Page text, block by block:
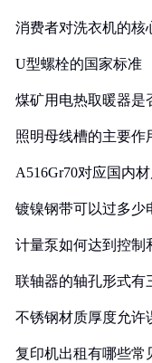
消费者对洗衣机的核
U型螺栓的国家标准
煤矿用电热取暖器是
照明母线槽的主要作
A516Gr70对应国内
镀镍钢带可以过多少
计量泵如何达到控制
联轴器的轴孔形式有
不锈钢材质厚度允许
复印机出租有哪些常